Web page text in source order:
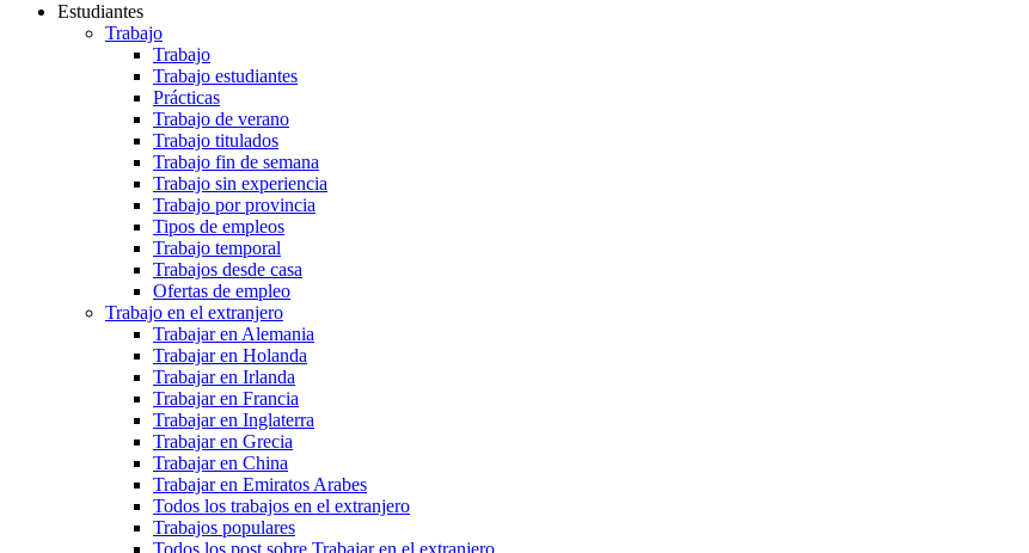
Estudiantes
Trabajo
Trabajo
Trabajo estudiantes
Prácticas
Trabajo de verano
Trabajo titulados
Trabajo fin de semana
Trabajo sin experiencia
Trabajo por provincia
Tipos de empleos
Trabajo temporal
Trabajos desde casa
Ofertas de empleo
Trabajo en el extranjero
Trabajar en Alemania
Trabajar en Holanda
Trabajar en Irlanda
Trabajar en Francia
Trabajar en Inglaterra
Trabajar en Grecia
Trabajar en China
Trabajar en Emiratos Arabes
Todos los trabajos en el extranjero
Trabajos populares
Todos los post sobre Trabajar en el extranjero